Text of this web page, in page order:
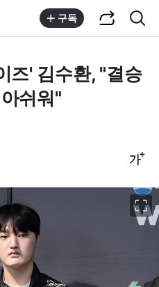
구독
즈' 김수환, "결승
쉬워"